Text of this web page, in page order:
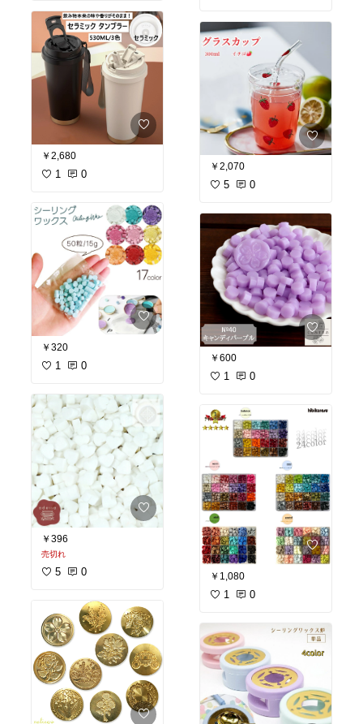
￥2,680
1 0
￥320
1 0
￥396
売切れ
5 0
￥2,070
5 0
￥600
1 0
￥1,080
1 0